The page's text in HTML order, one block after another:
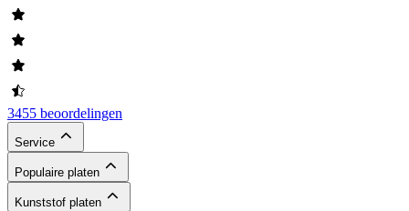
3455 beoordelingen
Service
Populaire platen
Kunststof platen